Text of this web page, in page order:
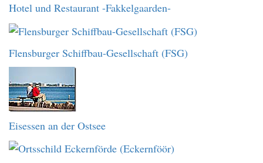
Hotel und Restaurant -Fakkelgaarden-
Flensburger Schiffbau-Gesellschaft (FSG)
Eisessen an der Ostsee